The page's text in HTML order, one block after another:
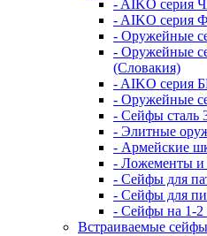
- AIKO серия
- AIKO серия
- Оружейные
- Оружейные
(Словакия)
- AIKO серия
- Оружейные
- Сейфы сталь
- Элитные
- Армейские
- Ложементы и
- Сейфы для
- Сейфы для
- Сейфы на 1-2
Встраиваемые сейфы